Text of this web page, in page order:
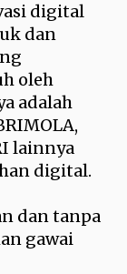
digital
dan
oleh
adalah
lainnya
digital.
dan tanpa
gawai